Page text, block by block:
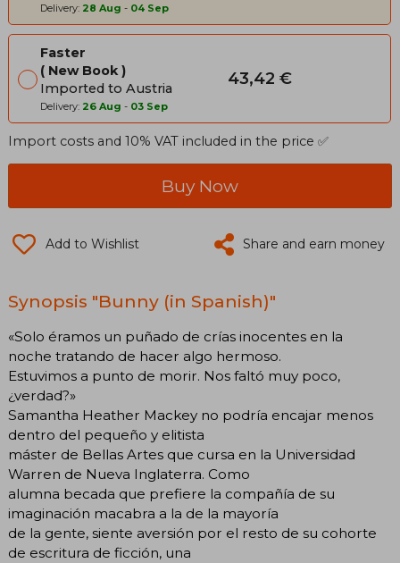
Delivery: 28 Aug - 04 Sep
Faster
New Book
Imported to Austria
Delivery: 26 Aug - 03 Sep
43,42 €
Import costs and 10% VAT included in the price ✅
Buy Now
Add to Wishlist Share and earn money
Synopsis "Bunny (in Spanish)"
«Solo éramos un puñado de crías inocentes en la
noche tratando de hacer algo hermoso.
Estuvimos a punto de morir. Nos faltó muy poco,
¿verdad?»
Samantha Heather Mackey no podría encajar menos
dentro del pequeño y elitista
máster de Bellas Artes que cursa en la Universidad
Warren de Nueva Inglaterra. Como
alumna becada que prefiere la compañía de su
imaginación macabra a la de la mayoría
de la gente, siente aversión por el resto de su cohorte
de escritura de ficción, una